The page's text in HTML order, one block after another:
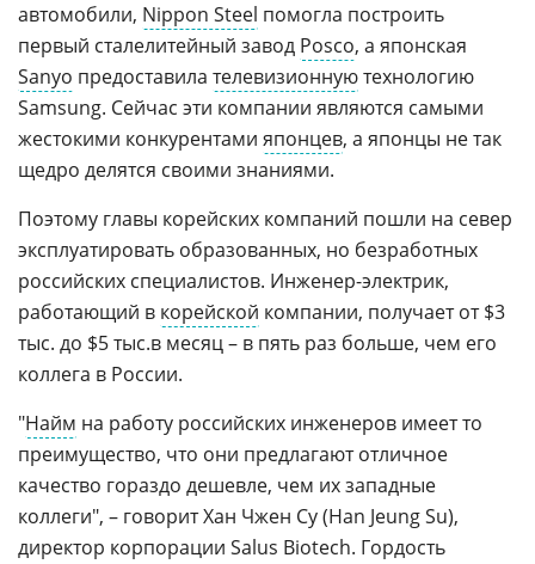
автомобили, Nippon Steel помогла построить
первый сталелитейный завод Posco, а японская
Sanyo предоставила телевизионнуютехнологию
Samsung. Сейчас эти компании являются самыми
жестокими конкурентами японцев, а японцы не так
щедро делятся своими знаниями.
Поэтому главы корейских компаний пошли на север
эксплуатировать образованных, но безработных
российских специалистов. Инженер-электрик,
работающий в корейской компании, получает от $3
тыс. до $5 тыс.в месяц – в пять раз больше, чем его
коллега в России.
"Найм на работу российских инженеров имеет то
преимущество, что они предлагают отличное
качество гораздо дешевле, чем их западные
коллеги", – говорит Хан Чжен Су (Han Jeung Su),
директор корпорации Salus Biotech. Гордость